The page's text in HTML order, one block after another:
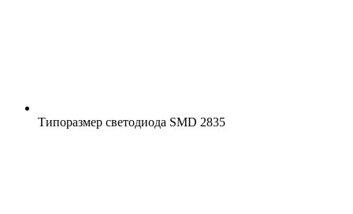
Типоразмер светодиода SMD 2835